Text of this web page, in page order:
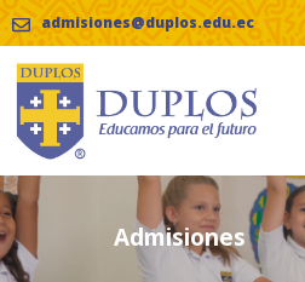
admisiones@duplos.edu.ec
Admisiones